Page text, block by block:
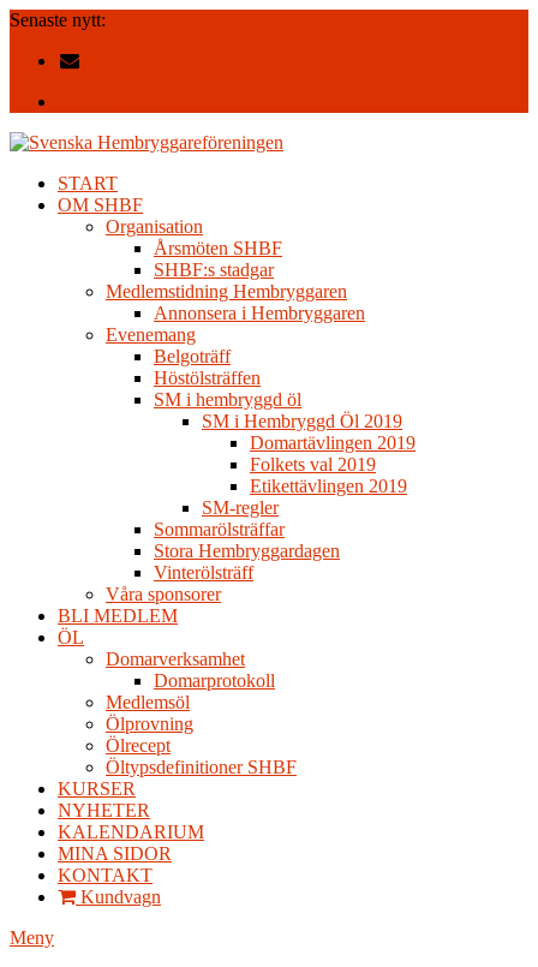
Senaste nytt:
START
OM SHBF
Organisation
Årsmöten SHBF
SHBF:s stadgar
Medlemstidning Hembryggaren
Annonsera i Hembryggaren
Evenemang
Belgoträff
Höstölsträffen
SM i hembryggd öl
SM i Hembryggd Öl 2019
Domartävlingen 2019
Folkets val 2019
Etikettävlingen 2019
SM-regler
Sommarölsträffar
Stora Hembryggardagen
Vinterölsträff
Våra sponsorer
BLI MEDLEM
ÖL
Domarverksamhet
Domarprotokoll
Medlemsöl
Ölprovning
Ölrecept
Öltypsdefinitioner SHBF
KURSER
NYHETER
KALENDARIUM
MINA SIDOR
KONTAKT
Kundvagn
Meny